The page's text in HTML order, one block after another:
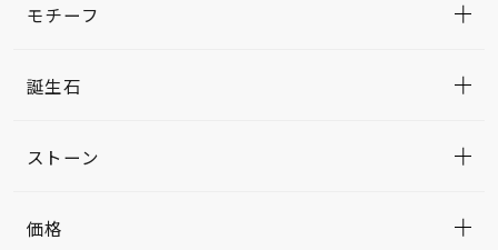
モチーフ
誕生石
ストーン
価格